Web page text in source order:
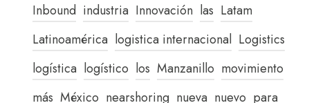
Inbound industria Innovación las Latam
Latinoamérica logistica internacional Logistics
logística logístico los Manzanillo movimiento
más México nearshoring nueva nuevo para